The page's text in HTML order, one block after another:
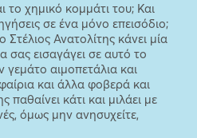
το χημικό κομμάτι του; Και
σε ένα μόνο επεισόδιο;
Ανατολίτης κάνει μία
εισαγάγει σε αυτό το
αιμοπετάλια και
και άλλα φοβερά και
παθαίνει κάτι και μιλάει με
όμως μην ανησυχείτε,